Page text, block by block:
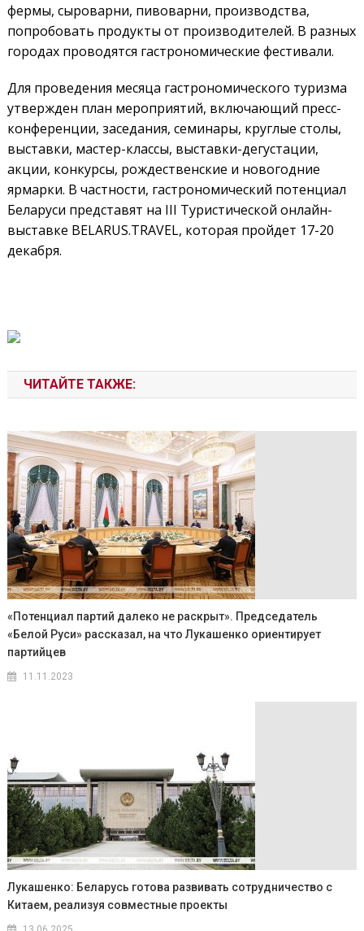
фермы, сыроварни, пивоварни, производства,
попробовать продукты от производителей. В разных
городах проводятся гастрономические фестивали.
Для проведения месяца гастрономического туризма
утвержден план мероприятий, включающий пресс-
конференции, заседания, семинары, круглые столы,
выставки, мастер-классы, выставки-дегустации,
акции, конкурсы, рождественские и новогодние
ярмарки. В частности, гастрономический потенциал
Беларуси представят на III Туристической онлайн-
выставке BELARUS.TRAVEL, которая пройдет 17-20
декабря.
ЧИТАЙТЕ ТАКЖЕ:
«Потенциал партий далеко не раскрыт». Председатель
«Белой Руси» рассказал, на что Лукашенко ориентирует
партийцев
11.11.2023
Лукашенко: Беларусь готова развивать сотрудничество с
Китаем, реализуя совместные проекты